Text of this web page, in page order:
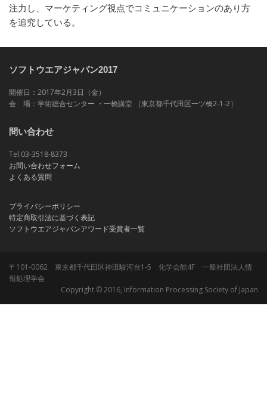
注力し、マーケティング視点でコミュニケーションのあり方
を追究している。
ソフトウエアジャパン2017
開催日：2017年2月3日（金）
会 場：学術総合センター ・一橋講堂 ［東京都千代田区一ツ橋2-1-2］
問い合わせ
Tel.03-3518-8373
お問い合わせフォーム
よくある質問
プライバシーポリシー
特定商取引法に基づく表記
ソフトウエアジャパンアワード受賞者一覧
〒101-0062 東京都千代田区神田駿河台1-5 化学会館4F 一般社団法人情
報処理学会
Copyright © 2016, Information Processing Society of Japan